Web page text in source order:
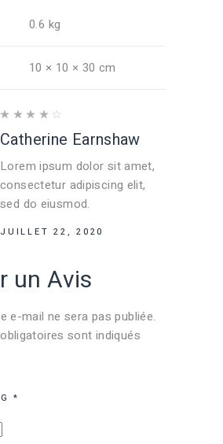
0.6 kg
10 × 10 × 30 cm
Catherine Earnshaw
JUILLET 22, 2020
Lorem ipsum dolor sit amet,
consectetur adipiscing elit,
sed do eiusmod.
un Avis
e-mail ne sera pas publiée.
sont indiqués
*